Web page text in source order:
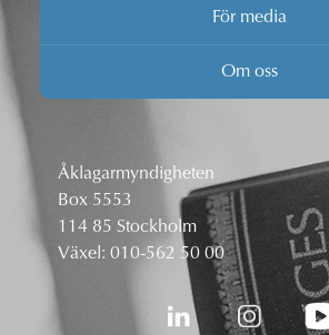
För media
Om oss
Åklagarmyndigheten
Box 5553
114 85 Stockholm
Växel: 010-562 50 00